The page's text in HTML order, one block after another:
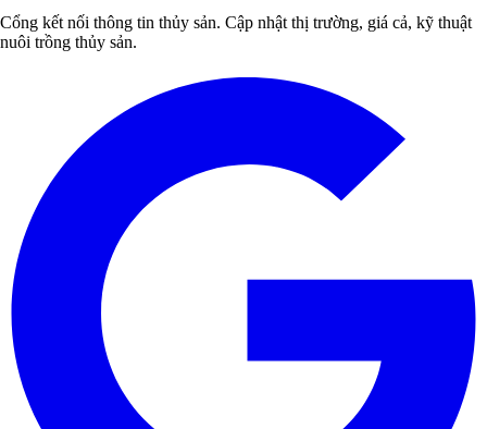
Cổng kết nối thông tin thủy sản. Cập nhật thị trường, giá cả, kỹ thuật
nuôi trồng thủy sản.